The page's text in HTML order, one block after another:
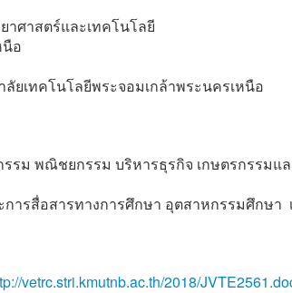
าศาสตร์และเทคโนโลยี
อ
ยเทคโนโลยีพระจอมเกล้าพระนครเหนือ
ม พณิชยกรรม บริหารธุรกิจ เกษตรกรรมแ
ารสื่อสารทางการศึกษา อุตสาหกรรมศึกษา
vetrc.stri.kmutnb.ac.th/2018/